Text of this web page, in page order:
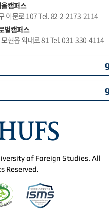
울캠퍼스
이문로 107 Tel. 82-2-2173-2114
벌캠퍼스
현읍 외대로 81 Tel. 031-330-4114
of Foreign Studies. All
Reserved.